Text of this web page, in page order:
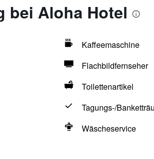
bei Aloha Hotel
Kaffeemaschine
Flachbildfernseher
Toilettenartikel
Tagungs-/
Wäscheservice